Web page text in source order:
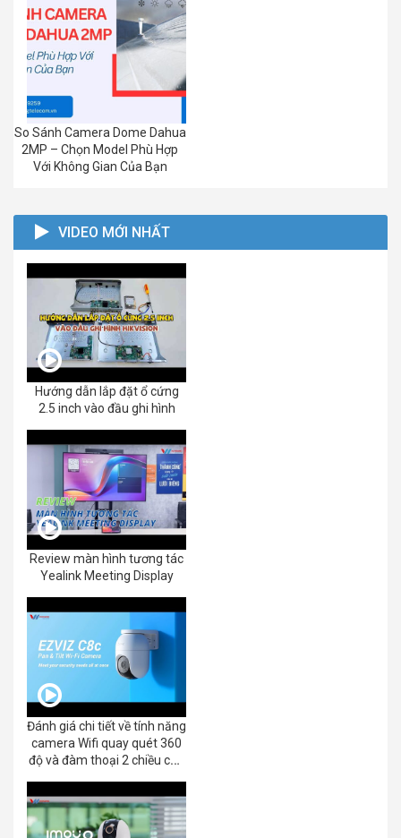
So Sánh Camera Dome Dahua
2MP – Chọn Model Phù Hợp
Với Không Gian Của Bạn
VIDEO MỚI NHẤT
Hướng dẫn lắp đặt ổ cứng
2.5 inch vào đầu ghi hình
Review màn hình tương tác
Yealink Meeting Display
Đánh giá chi tiết về tính năng
camera Wifi quay quét 360
độ và đàm thoại 2 chiều của